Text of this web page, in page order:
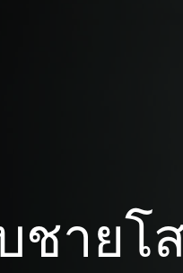
ชายโ